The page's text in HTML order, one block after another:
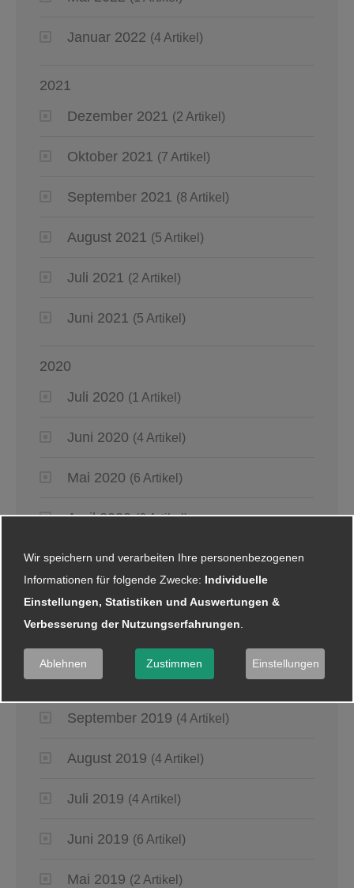
Januar 2022 (4 Artikel)
2021
Dezember 2021 (2 Artikel)
Oktober 2021 (7 Artikel)
September 2021 (8 Artikel)
August 2021 (5 Artikel)
Juli 2021 (2 Artikel)
Juni 2021 (5 Artikel)
2020
Juli 2020 (1 Artikel)
Juni 2020 (4 Artikel)
Mai 2020 (6 Artikel)
April 2020 (6 Artikel)
März 2020 (8 Artikel)
Februar 2020 (4 Artikel)
September 2019 (4 Artikel)
August 2019 (4 Artikel)
Juli 2019 (4 Artikel)
Juni 2019 (6 Artikel)
Mai 2019 (2 Artikel)
Wir speichern und verarbeiten Ihre personenbezogenen
Informationen für folgende Zwecke: Individuelle
Einstellungen, Statistiken und Auswertungen &
Verbesserung der Nutzungserfahrungen
Ablehnen Zustimmen Einstellungen